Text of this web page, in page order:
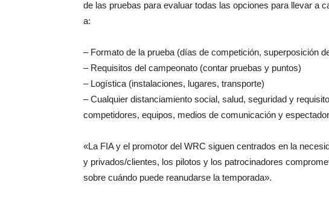
de las pruebas para evaluar todas las opciones para llevar a
a:
– Formato de la prueba (días de competición, superposición
– Requisitos del campeonato (contar pruebas y puntos)
– Logística (instalaciones, lugares, transporte)
– Cualquier distanciamiento social, salud, seguridad y
competidores, equipos, medios de comunicación y
«La FIA y el promotor del WRC siguen centrados en la
y privados/clientes, los pilotos y los patrocinadores
sobre cuándo puede reanudarse la temporada».